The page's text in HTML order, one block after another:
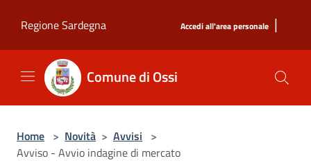
Regione Sardegna
Accedi all'area personale |
Comune di Ossi
Home > Novità > Avvisi >
Avviso - Avvio indagine di mercato